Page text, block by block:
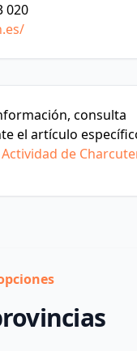
020
consulta
el artículo
de